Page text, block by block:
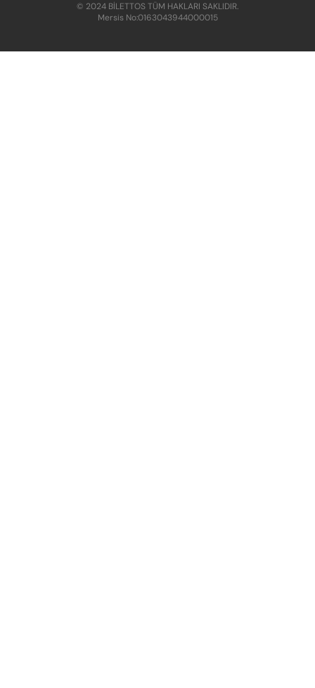
© 2024 BİLETTOS TÜM HAKLARI SAKLIDIR.
Mersis No:0163043944000015